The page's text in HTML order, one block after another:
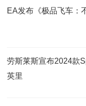
EA发布《极品飞车：
劳斯莱斯宣布2024款
英里